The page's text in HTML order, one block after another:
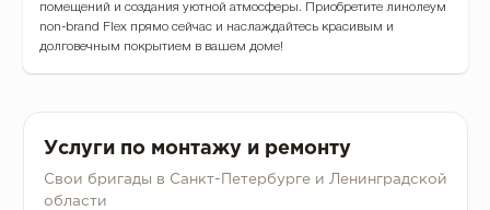
помещений и создания уютной атмосферы. Приобретите линолеум
non-brand Flex прямо сейчас и наслаждайтесь красивым и
долговечным покрытием в вашем доме!
Услуги по монтажу и ремонту
Свои бригады в Санкт-Петербурге и Ленинградской
области